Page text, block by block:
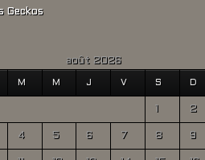
Geckos
août 2026
M M J V S D
1 2
4 5 6 7 8 9